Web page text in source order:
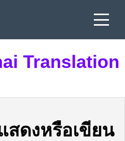
Translation
สดงหรือเขียน